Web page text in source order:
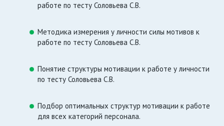
работе по тесту Соловьева С.В.
Методика измерения у личности силы мотивов к
работе по тесту Соловьева С.В.
Понятие структуры мотивации к работе у личности
по тесту Соловьева С.В.
Подбор оптимальных структур мотивации к работе
для всех категорий персонала.